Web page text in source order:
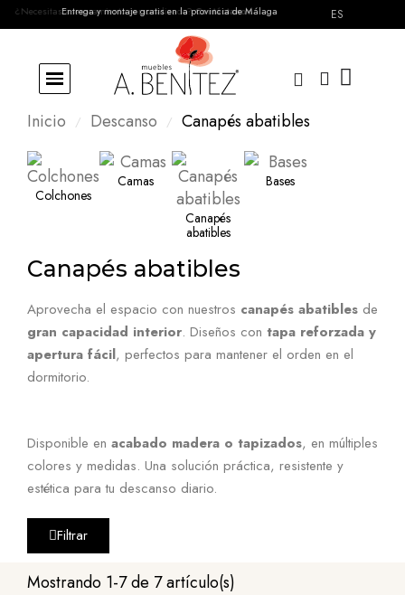
¿Necesitas asesoramiento personalizado?Contáctanos
Entrega y montaje gratis en la provincia de Málaga ES
Inicio Descanso Canapés abatibles
Colchones
Camas
Canapés
abatibles
Bases
Canapés abatibles
Aprovecha el espacio con nuestros canapés abatibles de
gran capacidad interior. Diseños con tapa reforzada y
apertura fácil, perfectos para mantener el orden en el
dormitorio.
Disponible en acabado madera o tapizados, en múltiples
colores y medidas. Una solución práctica, resistente y
estética para tu descanso diario.
Filtrar
Mostrando 1-7 de 7 artículo(s)